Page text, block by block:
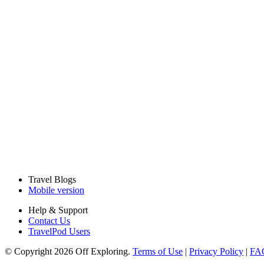
Travel Blogs
Mobile version
Help & Support
Contact Us
TravelPod Users
© Copyright 2026 Off Exploring. Terms of Use | Privacy Policy |